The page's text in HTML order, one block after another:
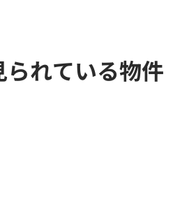
られている物件